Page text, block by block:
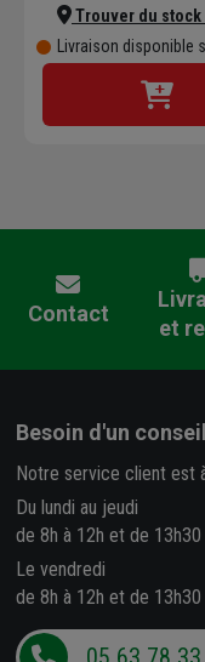
Trouver du stock
Livraison disponible
Contact
et
Besoin d'un
Notre service client est
Du lundi au jeudi
de 8h à 12h et de 13h30
Le vendredi
de 8h à 12h et de 13h30